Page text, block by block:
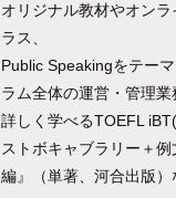
オリジナル教材やオン
ラス、
Public Speakingをテー
ラム全体の運営・管理
詳しく学べるTOEFL
ストボキャブラリー＋
編』（単著、河合出版）